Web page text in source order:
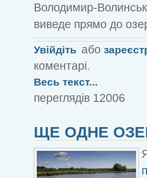
Володимир-
виведе прямо до
Увійдіть або
коментарі.
Весь текст...
переглядів 12006
ЩЕ ОДНЕ